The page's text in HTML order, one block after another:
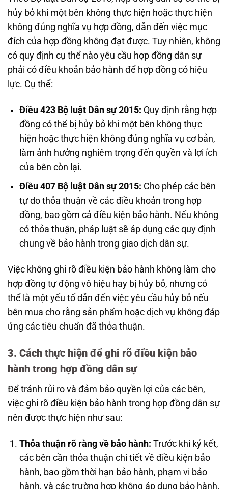
hủy bỏ khi một bên không thực hiện hoặc thực hiện
không đúng nghĩa vụ hợp đồng, dẫn đến việc mục
đích của hợp đồng không đạt được. Tuy nhiên, không
có quy định cụ thể nào yêu cầu hợp đồng dân sự
phải có điều khoản bảo hành để hợp đồng có hiệu
lực. Cụ thể:
Điều 423 Bộ luật Dân sự 2015: Quy định rằng hợp
đồng có thể bị hủy bỏ khi một bên không thực
hiện hoặc thực hiện không đúng nghĩa vụ cơ bản,
làm ảnh hưởng nghiêm trọng đến quyền và lợi ích
của bên còn lại.
Điều 407 Bộ luật Dân sự 2015: Cho phép các bên
tự do thỏa thuận về các điều khoản trong hợp
đồng, bao gồm cả điều kiện bảo hành. Nếu không
có thỏa thuận, pháp luật sẽ áp dụng các quy định
chung về bảo hành trong giao dịch dân sự.
Việc không ghi rõ điều kiện bảo hành không làm cho
hợp đồng tự động vô hiệu hay bị hủy bỏ, nhưng có
thể là một yếu tố dẫn đến việc yêu cầu hủy bỏ nếu
bên mua cho rằng sản phẩm hoặc dịch vụ không đáp
ứng các tiêu chuẩn đã thỏa thuận.
3. Cách thực hiện để ghi rõ điều kiện bảo
hành trong hợp đồng dân sự
Để tránh rủi ro và đảm bảo quyền lợi của các bên,
việc ghi rõ điều kiện bảo hành trong hợp đồng dân sự
nên được thực hiện như sau:
Thỏa thuận rõ ràng về bảo hành: Trước khi ký kết,
các bên cần thỏa thuận chi tiết về điều kiện bảo
hành, bao gồm thời hạn bảo hành, phạm vi bảo
hành, và các trường hợp không áp dụng bảo hành.